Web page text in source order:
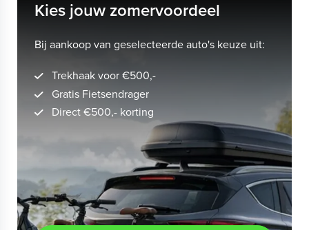
Kies jouw zomervoordeel
Bij aankoop van geselecteerde auto's keuze uit:
Trekhaak voor €500,-
Gratis Fietsendrager
Direct €500,- korting